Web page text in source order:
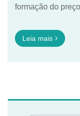
formação do
Leia mais